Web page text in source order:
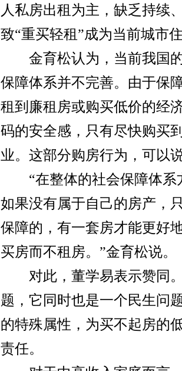
人私房出租为主，缺乏持续
致“重买轻租”成为当前城市
金育松认为，当前我国的
保障体系并不完善。由于保
租到廉租房或购买低价的经
码的安全感，只有尽快购买
业。这部分购房行为，可以
“在整体的社会保障体系
如果没有属于自己的房产，
保障的，有一套房才能更好
买房而不租房。”金育松说。
对此，董学易表示赞同。
题，它同时也是一个民生问
的特殊属性，为买不起房的
责任。